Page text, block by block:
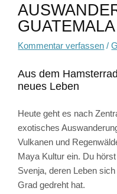
GUATEMALA
Kommentar verfassen /
Aus dem
neues Leben
Heute geht es nach
exotisches
Vulkanen und
Maya Kultur ein. Du
Svenja, deren Leben
Grad gedreht hat.